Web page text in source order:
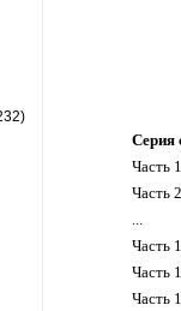
Серия
Часть
Часть
...
Часть
Часть
Часть